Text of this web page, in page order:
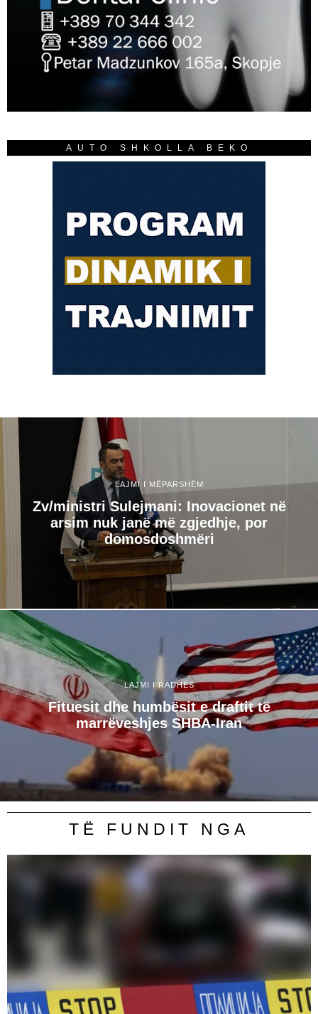
AUTO SHKOLLA BEKO
LAJMI I MËPARSHËM
Zv/ministri Sulejmani: Inovacionet në
arsim nuk janë më zgjedhje, por
domosdoshmëri
LAJMI I RADHËS
Fituesit dhe humbësit e draftit të
marrëveshjes SHBA-Iran
TË FUNDIT NGA